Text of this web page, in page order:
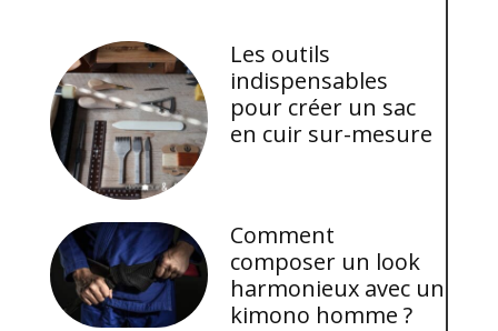
Les outils
indispensables
pour créer un sac
en cuir sur-mesure
Comment
composer un look
harmonieux avec un
kimono homme ?